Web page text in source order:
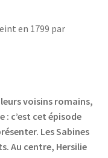
en 1799 par
leurs voisins romains,
: c’est cet épisode
Les Sabines
Au centre, Hersilie